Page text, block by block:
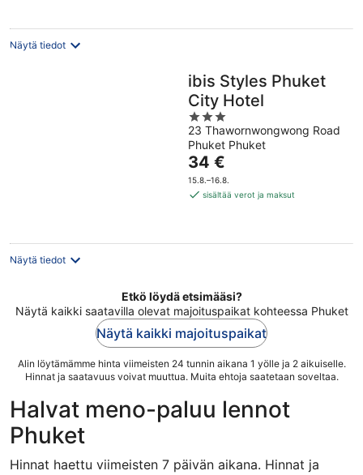
Näytä tiedot
ibis Styles Phuket
City Hotel
3
out
of
5
23 Thawornwongwong Road
Phuket Phuket
Hinta
on
34 €
34 €
15.8.–16.8.
sisältää verot ja maksut
Näytä tiedot
Etkö löydä etsimääsi?
Näytä kaikki saatavilla olevat majoituspaikat kohteessa Phuket
Näytä kaikki majoituspaikat
Alin löytämämme hinta viimeisten 24 tunnin aikana 1 yölle ja 2 aikuiselle.
Hinnat ja saatavuus voivat muuttua. Muita ehtoja saatetaan soveltaa.
Halvat meno-paluu lennot
Phuket
Hinnat haettu viimeisten 7 päivän aikana. Hinnat ja